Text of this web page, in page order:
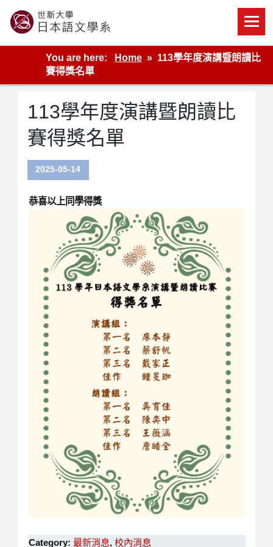
content
世新大學教學單位的網站
You are here:
Home
113學年度演講暨朗讀比
賽得獎名單
113學年度演講暨朗讀比
賽得獎名單
2025-05-14
恭喜以上同學得獎
Category: 最新消息, 校內消息